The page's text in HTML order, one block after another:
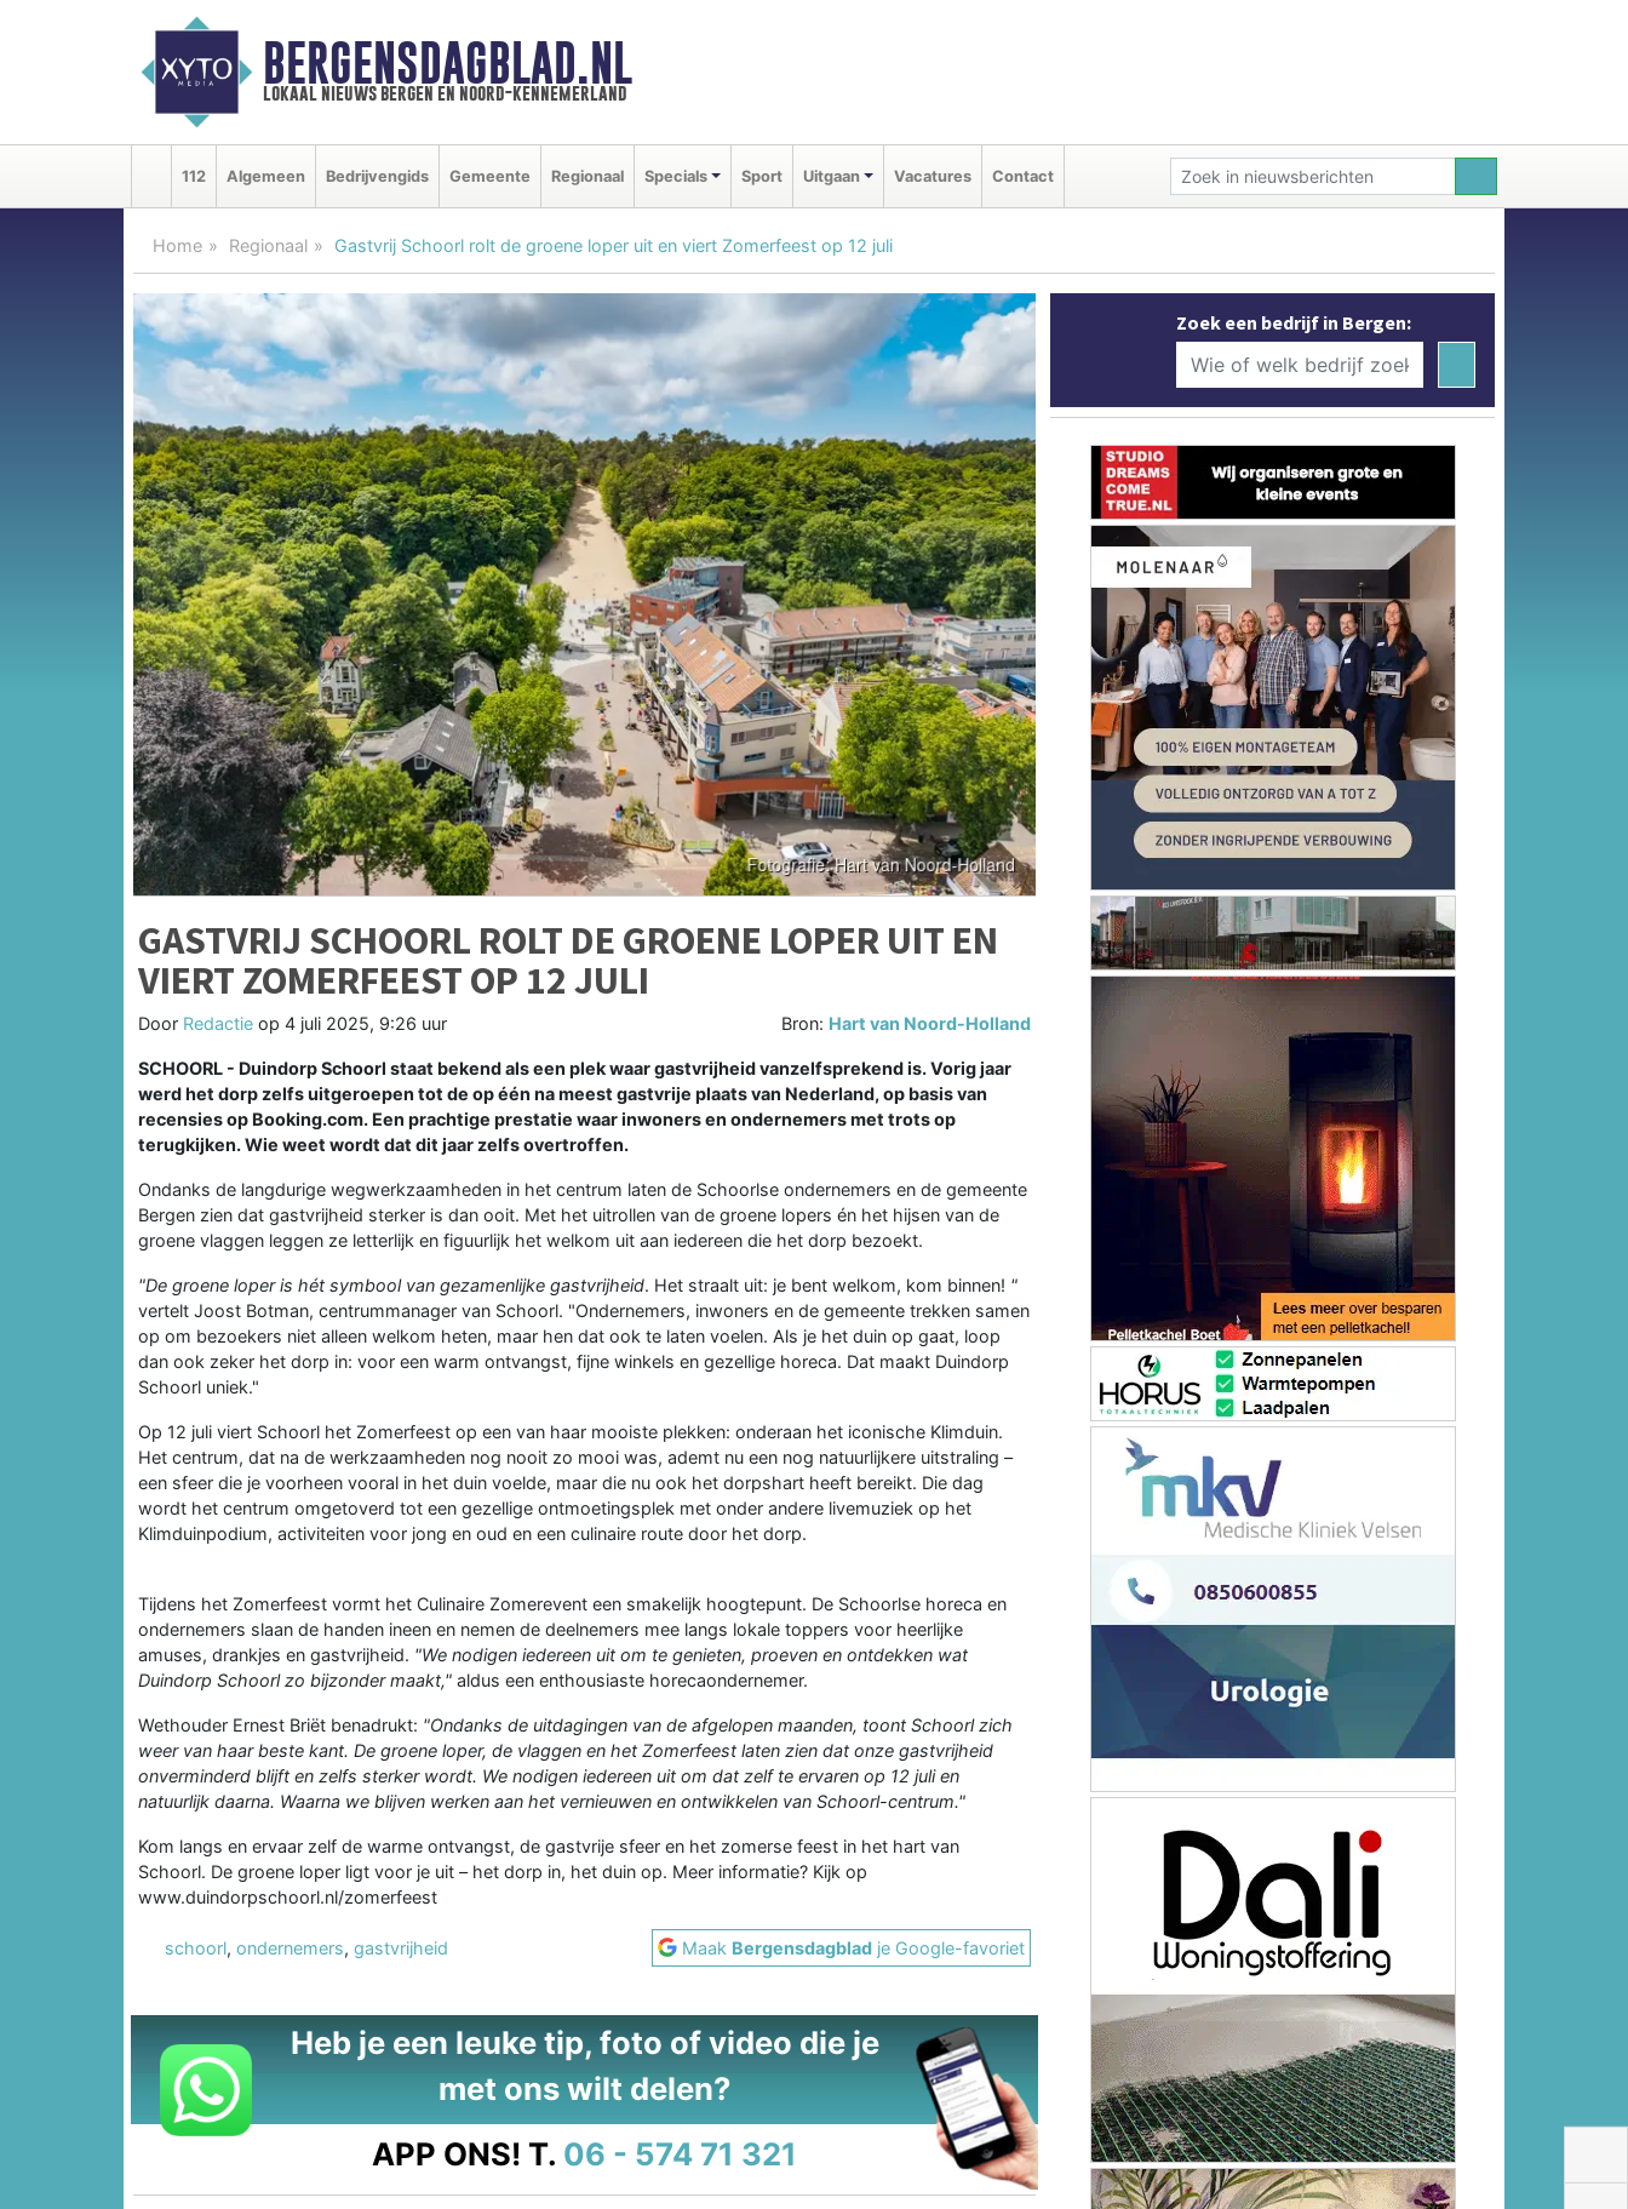
BERGENSDAGBLAD.NL
lokaal nieuws bergen en noord-kennemerland
112 Algemeen Bedrijvengids Gemeente Regionaal Specials Sport Uitgaan Vacatures Contact
Home Regionaal Gastvrij Schoorl rolt de groene loper uit en viert Zomerfeest op 12 juli
GASTVRIJ SCHOORL ROLT DE GROENE LOPER UIT EN
VIERT ZOMERFEEST OP 12 JULI
Door Redactie op 4 juli 2025, 9:26 uur Bron: Hart van Noord-Holland
SCHOORL - Duindorp Schoorl staat bekend als een plek waar gastvrijheid vanzelfsprekend is. Vorig jaar
werd het dorp zelfs uitgeroepen tot de op één na meest gastvrije plaats van Nederland, op basis van
recensies op Booking.com. Een prachtige prestatie waar inwoners en ondernemers met trots op
terugkijken. Wie weet wordt dat dit jaar zelfs overtroffen.
Ondanks de langdurige wegwerkzaamheden in het centrum laten de Schoorlse ondernemers en de gemeente
Bergen zien dat gastvrijheid sterker is dan ooit. Met het uitrollen van de groene lopers én het hijsen van de
groene vlaggen leggen ze letterlijk en figuurlijk het welkom uit aan iedereen die het dorp bezoekt.
"De groene loper is hét symbool van gezamenlijke gastvrijheid. Het straalt uit: je bent welkom, kom binnen! "
vertelt Joost Botman, centrummanager van Schoorl. "Ondernemers, inwoners en de gemeente trekken samen
op om bezoekers niet alleen welkom heten, maar hen dat ook te laten voelen. Als je het duin op gaat, loop
dan ook zeker het dorp in: voor een warm ontvangst, fijne winkels en gezellige horeca. Dat maakt Duindorp
Schoorl uniek."
Op 12 juli viert Schoorl het Zomerfeest op een van haar mooiste plekken: onderaan het iconische Klimduin.
Het centrum, dat na de werkzaamheden nog nooit zo mooi was, ademt nu een nog natuurlijkere uitstraling –
een sfeer die je voorheen vooral in het duin voelde, maar die nu ook het dorpshart heeft bereikt. Die dag
wordt het centrum omgetoverd tot een gezellige ontmoetingsplek met onder andere livemuziek op het
Klimduinpodium, activiteiten voor jong en oud en een culinaire route door het dorp.
Tijdens het Zomerfeest vormt het Culinaire Zomerevent een smakelijk hoogtepunt. De Schoorlse horeca en
ondernemers slaan de handen ineen en nemen de deelnemers mee langs lokale toppers voor heerlijke
amuses, drankjes en gastvrijheid. "We nodigen iedereen uit om te genieten, proeven en ontdekken wat
Duindorp Schoorl zo bijzonder maakt," aldus een enthousiaste horecaondernemer.
Wethouder Ernest Briët benadrukt: "Ondanks de uitdagingen van de afgelopen maanden, toont Schoorl zich
weer van haar beste kant. De groene loper, de vlaggen en het Zomerfeest laten zien dat onze gastvrijheid
onverminderd blijft en zelfs sterker wordt. We nodigen iedereen uit om dat zelf te ervaren op 12 juli en
natuurlijk daarna. Waarna we blijven werken aan het vernieuwen en ontwikkelen van Schoorl-centrum."
Kom langs en ervaar zelf de warme ontvangst, de gastvrije sfeer en het zomerse feest in het hart van
Schoorl. De groene loper ligt voor je uit – het dorp in, het duin op. Meer informatie? Kijk op
www.duindorpschoorl.nl/zomerfeest
schoorl, ondernemers, gastvrijheid Maak Bergensdagblad je Google-favoriet
Heb je een leuke tip, foto of video die je
met ons wilt delen?
APP ONS! T. 06 - 574 71 321
Zoek een bedrijf in Bergen: